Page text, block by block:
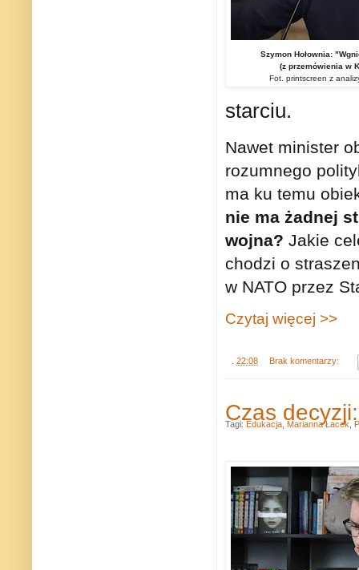
Szymon Hołownia:
(z przemówienia w
Fot. printscreen z
starciu.
Nawet minister
rozumnego
ma ku temu
nie ma żadnej
wojna? Jakie
chodzi o
w NATO przez
Czytaj więcej >>
22:08 Brak komentarzy:
Czas
Tagi: Edukacja Marianna Łacek